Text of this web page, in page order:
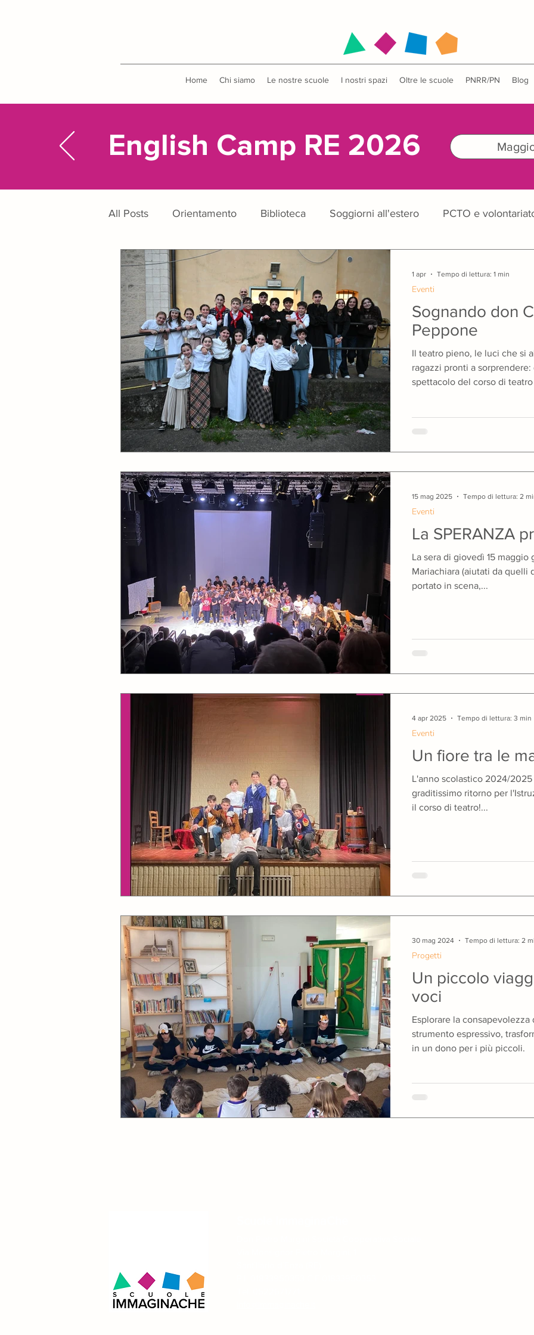
Home Chi siamo Le nostre scuole I nostri spazi Oltre le scuole PNRR/PN Blog
English Camp RE 2026
All Posts Orientamento Biblioteca Soggiorni all'estero PCTO e
Metodo di studio Uscite didattiche Concorsi
Settimana Azzurra Settimana Verde Progetti Teatro Giugno Insieme
Open Day Incontri genitori Quaresima
Sognando don
Peppone
Il teatro pieno, le luci che si
ragazzi pronti a
spettacolo del corso di
Giovannino Guareschi, ha
Eventi
1 apr Tempo di lettura: 1 min
La SPERANZA
La sera di giovedì 15
Mariachiara (aiutati da quelli
portato in scena,...
Eventi
15 mag 2025 Tempo di lettura: 2
Un fiore tra le
L'anno scolastico 2024/
graditissimo ritorno per
il corso di teatro!...
Eventi
4 apr 2025 Tempo di lettura: 3 min
Un piccolo
voci
Esplorare la
strumento espressivo,
in un dono per i più piccoli.
Progetti
30 mag 2024 Tempo di lettura: 2